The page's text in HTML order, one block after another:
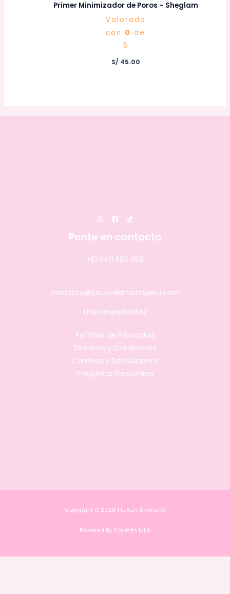
Primer Minimizador de Poros – Sheglam
Valorado
con 0 de
5
S/ 45.00
Ponte en contacto
+51 940 585 656
contacto@luxurydiamondperu.com
Links Importantes
Políticas de Privacidad
Términos y Condiciones
Cambios y Devoluciones
Preguntas Frecuentes
Copyright © 2026 | Luxury Diamond
Powered By Capitán Milú